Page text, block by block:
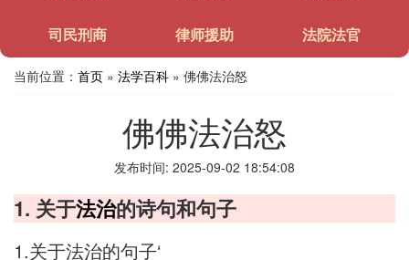
司民刑商 律师援助 法院法官
当前位置： 首页 » 法学百科 » 佛佛法治怒
佛佛法治怒
发布时间: 2025-09-02 18:54:08
1. 关于法治的诗句和句子
1.关于法治的句子‘